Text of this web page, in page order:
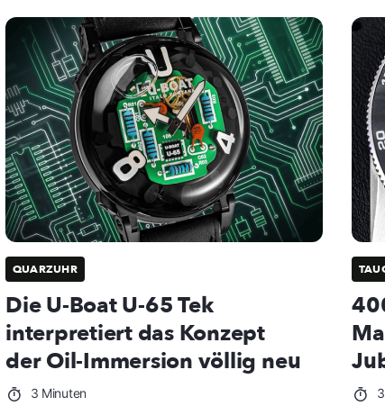
QUARZUHR
Die U-Boat U-65 Tek
interpretiert das Konzept
der Oil-Immersion völlig neu
3 Minuten